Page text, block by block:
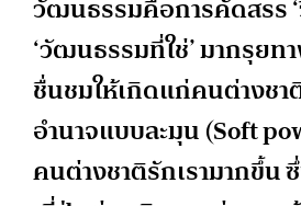
วัฒนธรรมคือการคัดสรร ‘
‘วัฒนธรรมที่ใช่’ มากรุยท
ชื่นชมให้เกิดแก่คนต่างชา
อำนาจแบบละมุน (Soft
คนต่างชาติรักเรามากขึ้น